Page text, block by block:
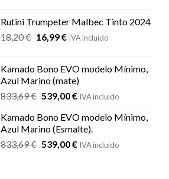
era:
21,66 €.
es:
19,19 €.
Rutini Trumpeter Malbec Tinto 2024
18,20€ El
era:
18,20 €.
16,99€El
es:
16,99 €.
IVA incluido
Kamado Bono EVO modelo Mínimo,
Azul Marino (mate)
833,69€ El
original
era:
833,69 €.
539,00€El
actual
es:
539,00 €.
IVA incluido
Kamado Bono EVO modelo Mínimo,
Azul Marino (Esmalte).
833,69€ El
539,00€ElIVA incluido